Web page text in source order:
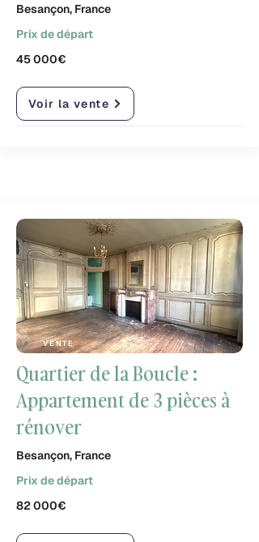
Besançon, France
Prix de départ
45 000€
Voir la vente
VENTE
Quartier de la Boucle :
Appartement de 3 pièces à
rénover
Besançon, France
Prix de départ
82 000€